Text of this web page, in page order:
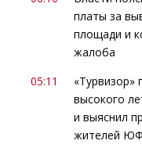
платы за
площади и
жалоба
05:11
«Турвизор»
высокого
и выяснил
жителей